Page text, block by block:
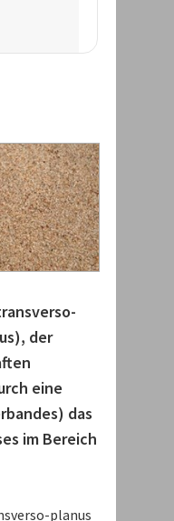
der
eine
das
im Bereich
planus